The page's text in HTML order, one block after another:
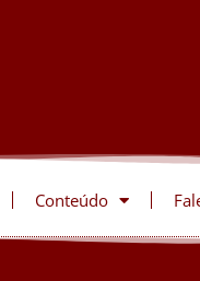
Conteúdo